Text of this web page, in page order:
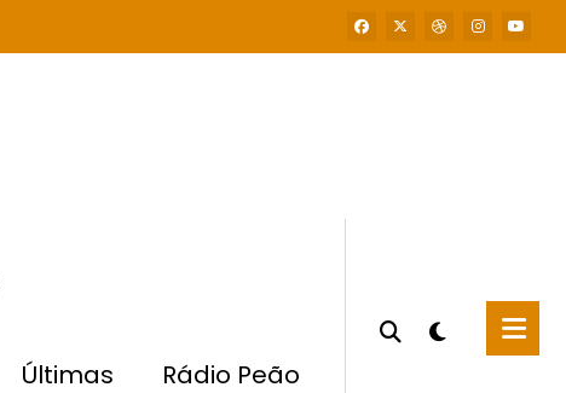
Últimas Rádio Peão